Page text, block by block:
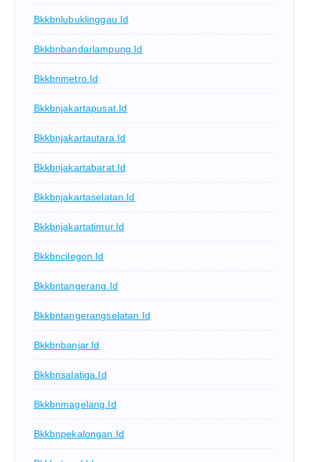
Bkkbnlubuklinggau.id
Bkkbnbandarlampung.id
Bkkbnmetro.id
Bkkbnjakartapusat.id
Bkkbnjakartautara.id
Bkkbnjakartabarat.id
Bkkbnjakartaselatan.id
Bkkbnjakartatimur.id
Bkkbncilegon.id
Bkkbntangerang.id
Bkkbntangerangselatan.id
Bkkbnbanjar.id
Bkkbnsalatiga.id
Bkkbnmagelang.id
Bkkbnpekalongan.id